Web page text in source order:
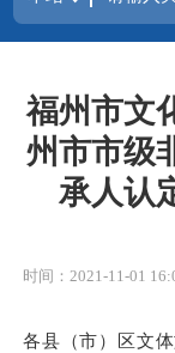
福州市文
州市市级
承人认
时间：2021-11-01
各县（市）区文